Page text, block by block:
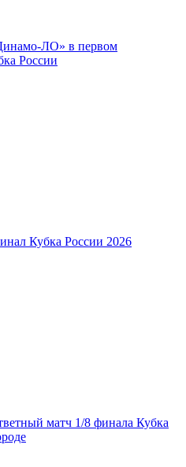
ЛО» в первом
России
Кубка России 2026
матч 1/8 финала Кубка